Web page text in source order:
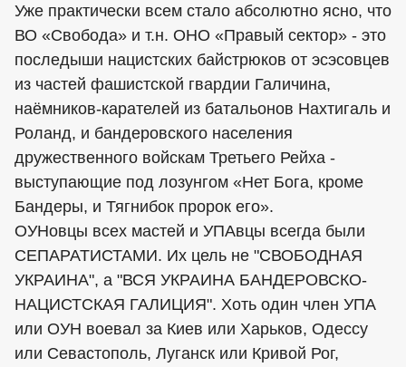
Уже практически всем стало абсолютно ясно, что
ВО «Свобода» и т.н. ОНО «Правый сектор» - это
последыши нацистских байстрюков от эсэсовцев
из частей фашистской гвардии Галичина,
наёмников-карателей из батальонов Нахтигаль и
Роланд, и бандеровского населения
дружественного войскам Третьего Рейха -
выступающие под лозунгом «Нет Бога, кроме
Бандеры, и Тягнибок пророк его».
ОУНовцы всех мастей и УПАвцы всегда были
СЕПАРАТИСТАМИ. Их цель не "СВОБОДНАЯ
УКРАИНА", а "ВСЯ УКРАИНА БАНДЕРОВСКО-
НАЦИСТСКАЯ ГАЛИЦИЯ". Хоть один член УПА
или ОУН воевал за Киев или Харьков, Одессу
или Севастополь, Луганск или Кривой Рог,